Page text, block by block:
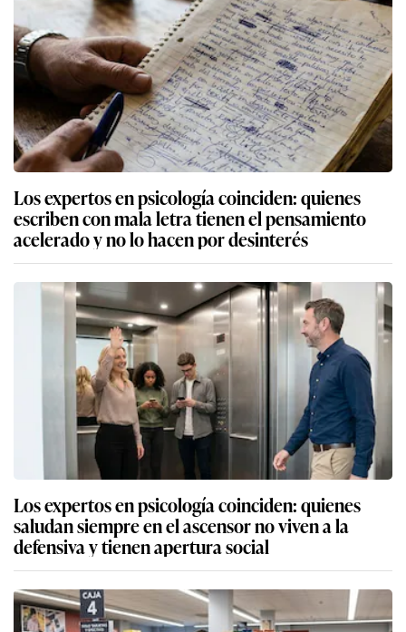
Los expertos en psicología coinciden: quienes
escriben con mala letra tienen el pensamiento
acelerado y no lo hacen por desinterés
Los expertos en psicología coinciden: quienes
saludan siempre en el ascensor no viven a la
defensiva y tienen apertura social